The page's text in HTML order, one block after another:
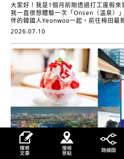
大家好！我是1個月前剛透過打工度假來
我一直很想體驗一次「Onsen（溫泉）
伴的韓國人Yeonwoo一起，前往梅田最
2026.07.10